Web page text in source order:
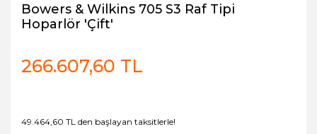
Bowers & Wilkins 705 S3 Raf Tipi
Hoparlör 'Çift'
266.607,60 TL
49.464,60 TL den başlayan taksitlerle!